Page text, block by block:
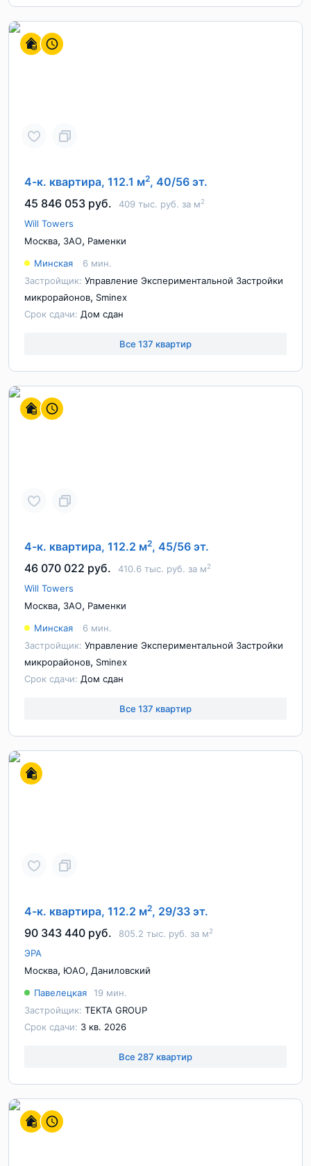
4-к. квартира, 112.1 м2, 40/56 эт.
45 846 053 руб.
409 тыс. руб. за м2
Will Towers
Москва, ЗАО, Раменки
Минская
6 мин.
Застройщик: Управление Экспериментальной Застройки
микрорайонов, Sminex
Срок сдачи: Дом сдан
Все 137 квартир
4-к. квартира, 112.2 м2, 45/56 эт.
46 070 022 руб.
410.6 тыс. руб. за м2
Will Towers
Москва, ЗАО, Раменки
Минская
6 мин.
Застройщик: Управление Экспериментальной Застройки
микрорайонов, Sminex
Срок сдачи: Дом сдан
Все 137 квартир
4-к. квартира, 112.2 м2, 29/33 эт.
90 343 440 руб.
805.2 тыс. руб. за м2
ЭРА
Москва, ЮАО, Даниловский
Павелецкая
19 мин.
Застройщик: TEKTA GROUP
Срок сдачи: 3 кв. 2026
Все 287 квартир